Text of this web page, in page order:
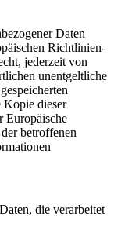
Daten
Richtlinien-
jederzeit von
unentgeltliche
Kopie dieser
Europäische
betroffenen
die verarbeitet